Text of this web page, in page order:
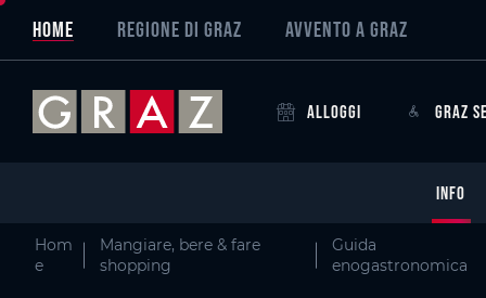
Skip to main content
Skip to table of contents
Skip to main navigation
Overview of All Content
Fürstenstand Bergrestaurant
Criteri
Particolari
Galleria di immagini
Graz, la capitale dei sapori
HOME REGIONE DI GRAZ AVVENTO A GRAZ
ALLOGGI GRAZ
INFO
Hom
e
Mangiare, bere & fare
shopping
Guida
enogastronomica